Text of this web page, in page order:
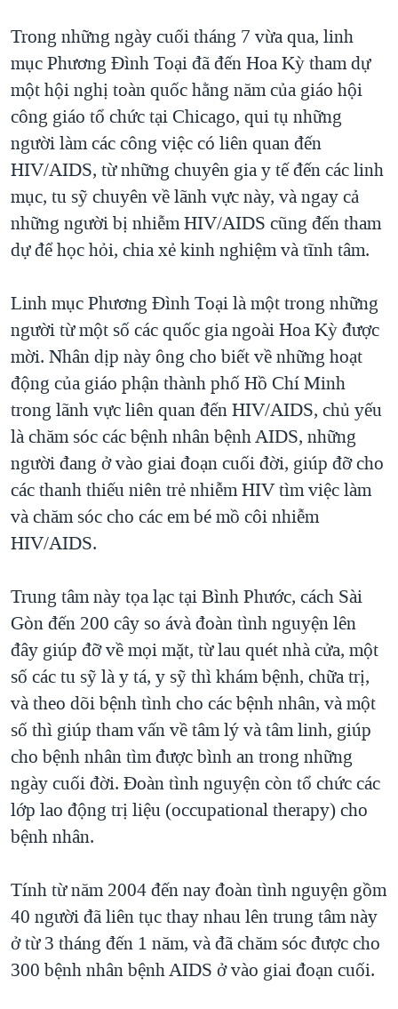
NGƯ DÂN VIỆT VÀ LÀN SÓNG TRỘM HẢI SÂM
BÊN KIA QUỐC LỘ: TIẾNG VỌNG TỪ NÔNG THÔN MỸ
QUAN HỆ VIỆT MỸ
Trong những ngày cuối tháng 7 vừa qua, linh
mục Phương Đình Toại đã đến Hoa Kỳ tham dự
một hội nghị toàn quốc hằng năm của giáo hội
công giáo tổ chức tại Chicago, qui tụ những
người làm các công việc có liên quan đến
HIV/AIDS, từ những chuyên gia y tế đến các linh
mục, tu sỹ chuyên về lãnh vực này, và ngay cả
những người bị nhiễm HIV/AIDS cũng đến tham
dự để học hỏi, chia xẻ kinh nghiệm và tĩnh tâm.
Linh mục Phương Đình Toại là một trong những
người từ một số các quốc gia ngoài Hoa Kỳ được
mời. Nhân dịp này ông cho biết về những hoạt
động của giáo phận thành phố Hồ Chí Minh
trong lãnh vực liên quan đến HIV/AIDS, chủ yếu
là chăm sóc các bệnh nhân bệnh AIDS, những
người đang ở vào giai đoạn cuối đời, giúp đỡ cho
các thanh thiếu niên trẻ nhiễm HIV tìm việc làm
và chăm sóc cho các em bé mồ côi nhiễm
HIV/AIDS.
Trung tâm này tọa lạc tại Bình Phước, cách Sài
Gòn đến 200 cây so ávà đoàn tình nguyện lên
đây giúp đỡ về mọi mặt, từ lau quét nhà cửa, một
số các tu sỹ là y tá, y sỹ thì khám bệnh, chữa trị,
và theo dõi bệnh tình cho các bệnh nhân, và một
số thì giúp tham vấn về tâm lý và tâm linh, giúp
cho bệnh nhân tìm được bình an trong những
ngày cuối đời. Đoàn tình nguyện còn tổ chức các
lớp lao động trị liệu (occupational therapy) cho
bệnh nhân.
Tính từ năm 2004 đến nay đoàn tình nguyện gồm
40 người đã liên tục thay nhau lên trung tâm này
ở từ 3 tháng đến 1 năm, và đã chăm sóc được cho
300 bệnh nhân bệnh AIDS ở vào giai đoạn cuối.